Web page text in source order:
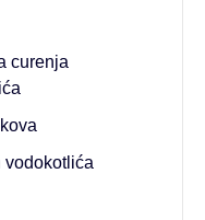
curenja
vodokotlića